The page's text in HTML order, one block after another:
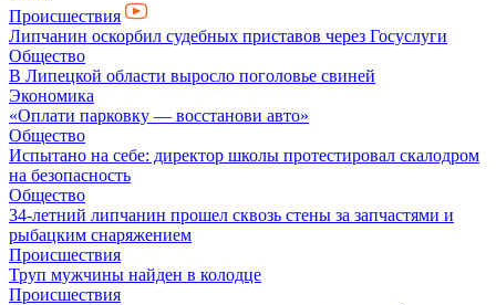
Происшествия
Липчанин оскорбил судебных приставов через Госуслуги
Общество
В Липецкой области выросло поголовье свиней
Экономика
«Оплати парковку — восстанови авто»
Общество
Испытано на себе: директор школы протестировал скалодром
на безопасность
Общество
34-летний липчанин прошел сквозь стены за запчастями и
рыбацким снаряжением
Происшествия
Труп мужчины найден в колодце
Происшествия